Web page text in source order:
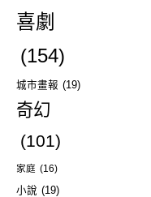
喜劇
(154)
城市畫報 (19)
奇幻
(101)
家庭 (16)
小說 (19)